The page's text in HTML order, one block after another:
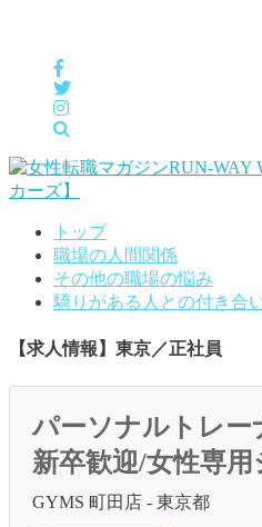
トップ
職場の人間関係
その他の職場の悩み
驕りがある人との付き合
【求人情報】東京／正社員
パーソナルトレー
新卒歓迎/女性専用
GYMS 町田店 - 東京都